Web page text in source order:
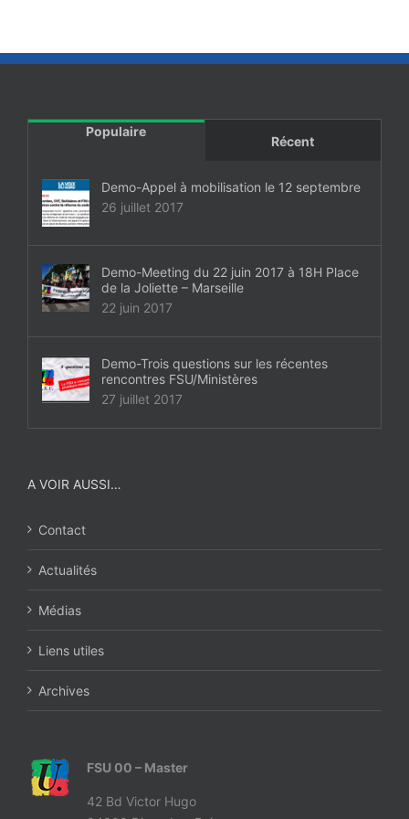
Populaire
Récent
Demo-Appel à mobilisation le 12 septembre
26 juillet 2017
Demo-Meeting du 22 juin 2017 à 18H Place
de la Joliette – Marseille
22 juin 2017
Demo-Trois questions sur les récentes
rencontres FSU/Ministères
27 juillet 2017
A VOIR AUSSI…
Contact
Actualités
Médias
Liens utiles
Archives
FSU 00 – Master
42 Bd Victor Hugo